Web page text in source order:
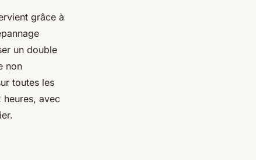
grâce à
un double
non
toutes les
heures, avec